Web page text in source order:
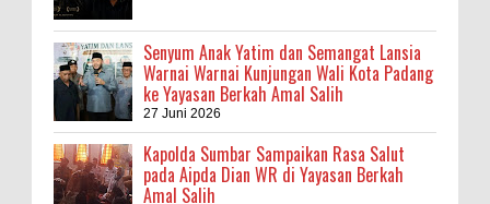
Senyum Anak Yatim dan Semangat Lansia
Warnai Warnai Kunjungan Wali Kota Padang
ke Yayasan Berkah Amal Salih
27 Juni 2026
Kapolda Sumbar Sampaikan Rasa Salut
pada Aipda Dian WR di Yayasan Berkah
Amal Salih